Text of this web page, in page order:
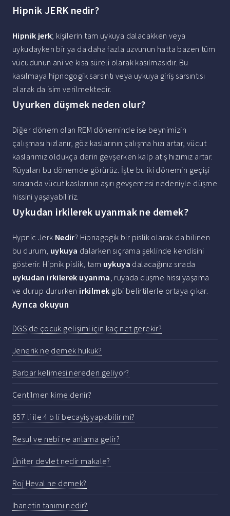
Hipnik JERK nedir?
Hipnik jerk; kişilerin tam uykuya dalacakken veya
uykudayken bir ya da daha fazla uzvunun hatta bazen tüm
vücudunun ani ve kısa süreli olarak kasılmasıdır. Bu
kasılmaya hipnogogik sarsıntı veya uykuya giriş sarsıntısı
olarak da isim verilmektedir.
Uyurken düşmek neden olur?
Diğer dönem olan REM döneminde ise beynimizin
çalışması hızlanır, göz kaslarının çalışma hızı artar, vücut
kaslarımız oldukça derin gevşerken kalp atış hızımız artar.
Rüyaları bu dönemde görürüz. İşte bu iki dönemin geçişi
sırasında vücut kaslarının aşırı gevşemesi nedeniyle düşme
hissini yaşayabiliriz.
Uykudan irkilerek uyanmak ne demek?
Hypnic Jerk Nedir? Hipnagogik bir pislik olarak da bilinen
bu durum, uykuya dalarken sıçrama şeklinde kendisini
gösterir. Hipnik pislik, tam uykuya dalacağınız sırada
uykudan irkilerek uyanma, rüyada düşme hissi yaşama
ve durup dururken irkilmek gibi belirtilerle ortaya çıkar.
Ayrıca okuyun
DGS'de çocuk gelişimi için kaç net gerekir?
Jenerik ne demek hukuk?
Barbar kelimesi nereden geliyor?
Centilmen kime denir?
657 li ile 4 b li becayiş yapabilir mi?
Resul ve nebi ne anlama gelir?
Üniter devlet nedir makale?
Roj Heval ne demek?
Ihanetin tanımı nedir?